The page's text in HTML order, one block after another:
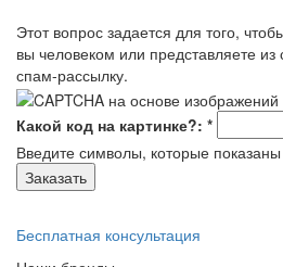
Этот вопрос задается для того,
вы человеком или представляете из
спам-рассылку.
Какой код на картинке?: *
Введите символы, которые показаны
Бесплатная консультация